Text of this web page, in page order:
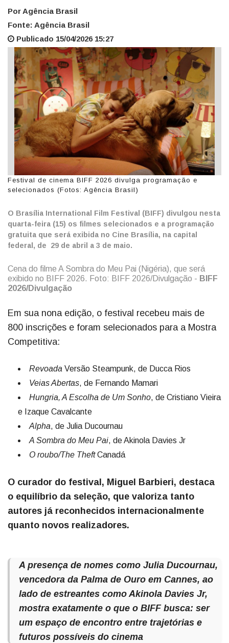
Por Agência Brasil
Fonte: Agência Brasil
Publicado 15/04/2026 15:27
Festival de cinema BIFF 2026 divulga programação e
selecionados (Fotos: Agência Brasil)
O Brasília International Film Festival (BIFF) divulgou nesta
quarta-feira (15) os filmes selecionados e a programação
gratuita que será exibida no Cine Brasília, na capital
federal, de 29 de abril a 3 de maio.
Cena do filme A Sombra do Meu Pai (Nigéria), que será
exibido no BIFF 2026. Foto: BIFF 2026/Divulgação - BIFF
2026/Divulgação
Em sua nona edição, o festival recebeu mais de
800 inscrições e foram selecionados para a Mostra
Competitiva:
Revoada Versão Steampunk, de Ducca Rios
Veias Abertas, de Fernando Mamari
Hungria, A Escolha de Um Sonho, de Cristiano Vieira
e Izaque Cavalcante
Alpha, de Julia Ducournau
A Sombra do Meu Pai, de Akinola Davies Jr
O roubo/The TheftCanadá
O curador do festival, Miguel Barbieri, destaca
o equilíbrio da seleção, que valoriza tanto
autores já reconhecidos internacionalmente
quanto novos realizadores.
A presença de nomes como Julia Ducournau,
vencedora da Palma de Ouro em Cannes, ao
lado de estreantes como Akinola Davies Jr,
mostra exatamente o que o BIFF busca: ser
um espaço de encontro entre trajetórias e
futuros possíveis do cinema